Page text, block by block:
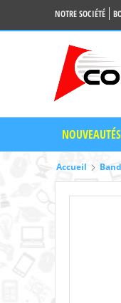
NOTRE SOCIÉTÉ
NOUVEAUTÉS
Accueil